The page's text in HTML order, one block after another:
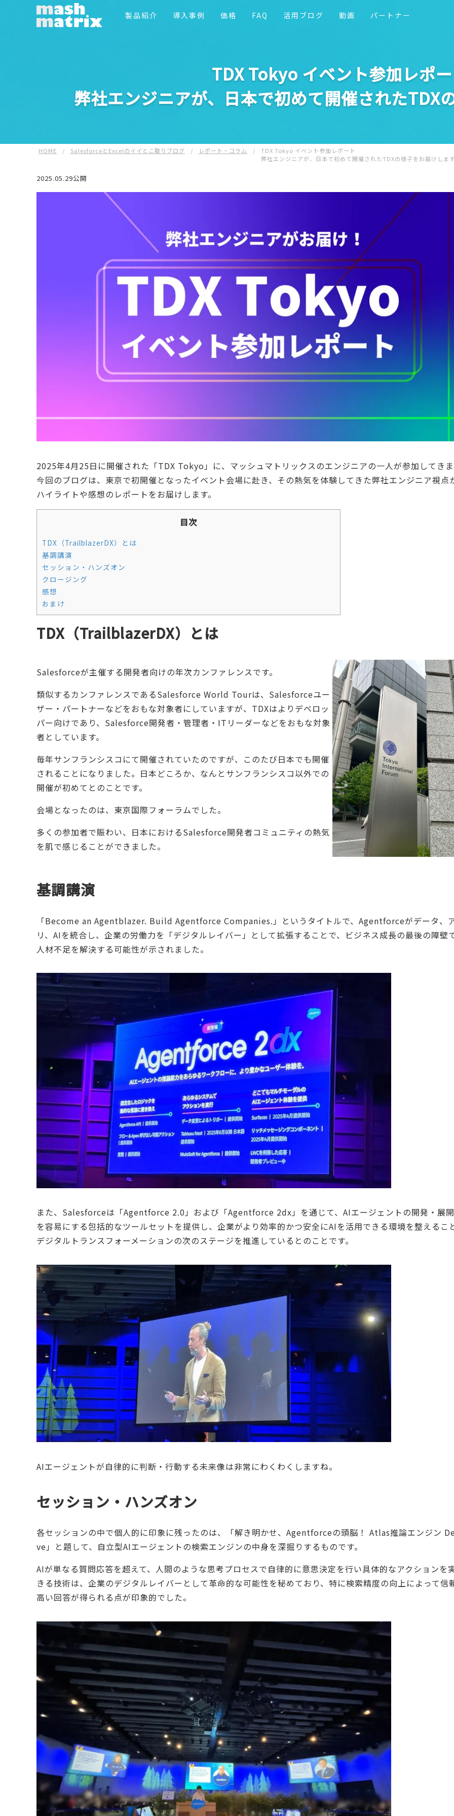
製品紹介 導入事例 価格 FAQ 活用ブログ 動画 パートナー
TDX Tokyo イベント参加レポ
弊社エンジニアが、日本で初めて開催されたTDX
HOME / SalesforceとExcelのイイとこ取りブログ / レポート・コラム /
TDX Tokyo イベント参加レポート
弊社エンジニアが、日本で初めて開催されたTDXの様子をお届けします
2025.05.29公開
2025年4月25日に開催された「TDX Tokyo」に、マッシュマトリックスのエンジニアの一人が参加してきま
今回のブログは、東京で初開催となったイベント会場に赴き、その熱気を体験してきた弊社エンジニア視点
ハイライトや感想のレポートをお届けします。
目次
TDX（TrailblazerDX）とは
基調講演
セッション・ハンズオン
クロージング
感想
おまけ
TDX（TrailblazerDX）とは
Salesforceが主催する開発者向けの年次カンファレンスです。
類似するカンファレンスであるSalesforce World Tourは、Salesforceユー
ザー・パートナーなどをおもな対象者にしていますが、TDXはよりデベロッ
パー向けであり、Salesforce開発者・管理者・ITリーダーなどをおもな対象
者としています。
毎年サンフランシスコにて開催されていたのですが、このたび日本でも開催
されることになりました。日本どころか、なんとサンフランシスコ以外での
開催が初めてとのことです。
会場となったのは、東京国際フォーラムでした。
多くの参加者で賑わい、日本におけるSalesforce開発者コミュニティの熱気
を肌で感じることができました。
基調講演
「Become an Agentblazer. Build Agentforce Companies.」というタイトルで、Agentforceがデータ、
リ、AIを統合し、企業の労働力を「デジタルレイバー」として拡張することで、ビジネス成長の最後の障壁
人材不足を解決する可能性が示されました。
また、Salesforceは「Agentforce 2.0」および「Agentforce 2dx」を通じて、AIエージェントの開発・展
を容易にする包括的なツールセットを提供し、企業がより効率的かつ安全にAIを活用できる環境を整えるこ
デジタルトランスフォーメーションの次のステージを推進しているとのことです。
AIエージェントが自律的に判断・行動する未来像は非常にわくわくしますね。
セッション・ハンズオン
各セッションの中で個人的に印象に残ったのは、「解き明かせ、Agentforceの頭脳！ Atlas推論エンジン
ve」と題して、自立型AIエージェントの検索エンジンの中身を深掘りするものです。
AIが単なる質問応答を超えて、人間のような思考プロセスで自律的に意思決定を行い具体的なアクションを
きる技術は、企業のデジタルレイバーとして革命的な可能性を秘めており、特に検索精度の向上によって信
高い回答が得られる点が印象的でした。